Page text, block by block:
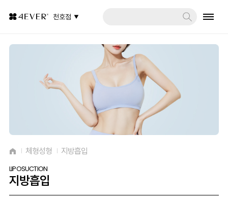
천호점
체형성형 지방흡입
LIPOSUCTION
지방흡입